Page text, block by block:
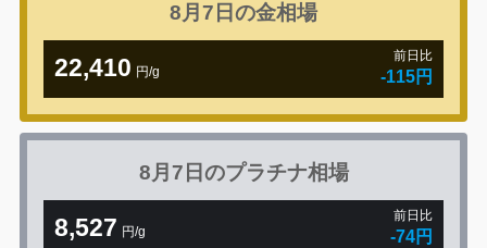
8月7日の金相場
22,410 円/g
前日比
-115円
8月7日のプラチナ相場
8,527 円/g
前日比
-74円